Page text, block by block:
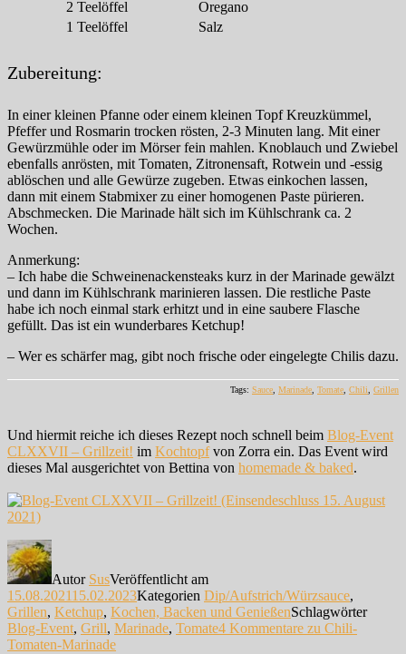
2 Teelöffel
Oregano
1 Teelöffel Salz
Zubereitung:
In einer kleinen Pfanne oder einem kleinen Topf Kreuzkümmel,
Pfeffer und Rosmarin trocken rösten, 2-3 Minuten lang. Mit einer
Gewürzmühle oder im Mörser fein mahlen. Knoblauch und Zwiebel
ebenfalls anrösten, mit Tomaten, Zitronensaft, Rotwein und -essig
ablöschen und alle Gewürze zugeben. Etwas einkochen lassen,
dann mit einem Stabmixer zu einer homogenen Paste pürieren.
Abschmecken. Die Marinade hält sich im Kühlschrank ca. 2
Wochen.
Anmerkung:
– Ich habe die Schweinenackensteaks kurz in der Marinade gewälzt
und dann im Kühlschrank marinieren lassen. Die restliche Paste
habe ich noch einmal stark erhitzt und in eine saubere Flasche
gefüllt. Das ist ein wunderbares Ketchup!
– Wer es schärfer mag, gibt noch frische oder eingelegte Chilis dazu.
Tags: Sauce Marinade Tomate Chili Grillen
Und hiermit reiche ich dieses Rezept noch schnell beim Blog-Event
CLXXVII – Grillzeit! im Kochtopfvon Zorra ein. Das Event wird
dieses Mal ausgerichtet von Bettina von homemade & baked.
Autor SusVeröffentlicht am
15.08.202115.02.2023Kategorien Dip/Aufstrich/Würzsauce,
Grillen, Ketchup, Kochen, Backen und GenießenSchlagwörter
Blog-Event, Grill, Marinade, Tomate4 Kommentare zu Chili-
Tomaten-Marinade